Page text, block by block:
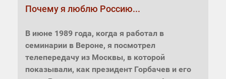
Почему я люблю Россию...
В июне 1989 года, когда я работал в
семинарии в Вероне, я посмотрел
телепередачу из Москвы, в которой
показывали, как президент Горбачев и его